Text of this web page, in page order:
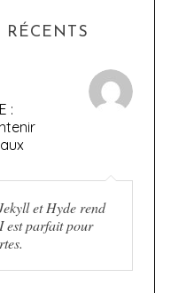
:
et Hyde rend
est parfait pour